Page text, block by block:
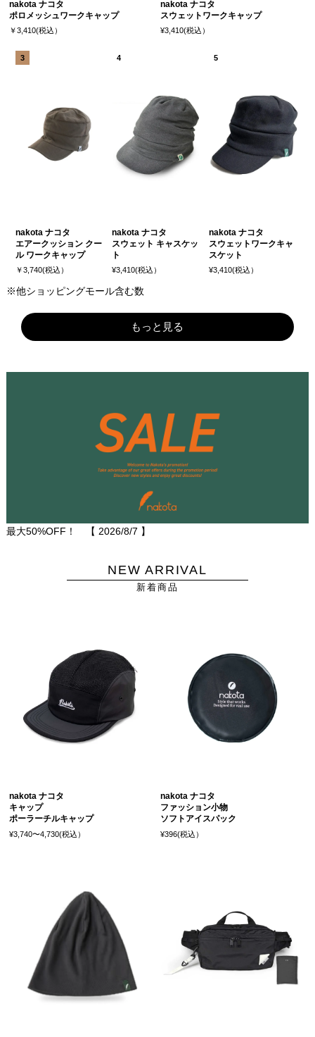
nakota ナコタ
ポロメッシュワークキャップ
￥3,410(税込）
nakota ナコタ
スウェットワークキャップ
¥3,410(税込）
nakota ナコタ
エアークッション クー
ル ワークキャップ
￥3,740(税込）
nakota ナコタ
スウェット キャスケッ
ト
¥3,410(税込）
nakota ナコタ
スウェットワークキャ
スケット
¥3,410(税込）
※他ショッピングモール含む数
もっと見る
最大50%OFF！ 【 2026/8/7 】
NEW ARRIVAL
新着商品
nakota ナコタ
キャップ
ポーラーチルキャップ
¥3,740〜4,730(税込）
nakota ナコタ
ファッション小物
ソフトアイスパック
¥396(税込）